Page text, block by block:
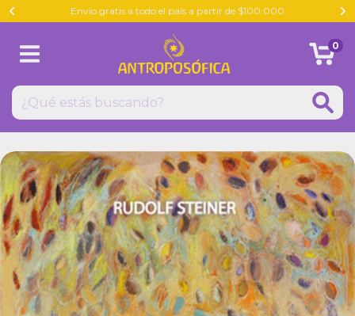
Envío gratis a todo el país a partir de $100.000
0